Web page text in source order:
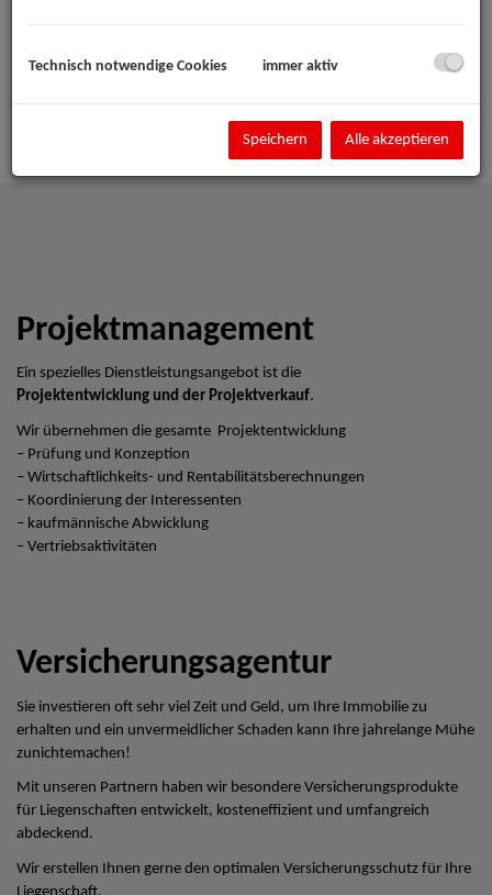
Projektmanagement
Ein spezielles Dienstleistungsangebot ist die
Projektentwicklung und der Projektverkauf.
Wir übernehmen die gesamte Projektentwicklung
– Prüfung und Konzeption
– Wirtschaftlichkeits- und Rentabilitätsberechnungen
– Koordinierung der Interessenten
– kaufmännische Abwicklung
– Vertriebsaktivitäten
Versicherungsagentur
Sie investieren oft sehr viel Zeit und Geld, um Ihre Immobilie zu
erhalten und ein unvermeidlicher Schaden kann Ihre jahrelange Mühe
zunichtemachen!
Mit unseren Partnern haben wir besondere Versicherungsprodukte
für Liegenschaften entwickelt, kosteneffizient und umfangreich
abdeckend.
Wir erstellen Ihnen gerne den optimalen Versicherungsschutz für Ihre
Liegenschaft.
Technisch notwendige Cookies immer aktiv
Speichern Alle akzeptieren